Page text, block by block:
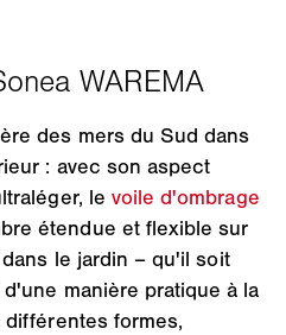
des mers du Sud dans
: avec son aspect
le voile d'ombrage
étendue et flexible sur
le jardin – qu'il soit
manière pratique à la
formes,